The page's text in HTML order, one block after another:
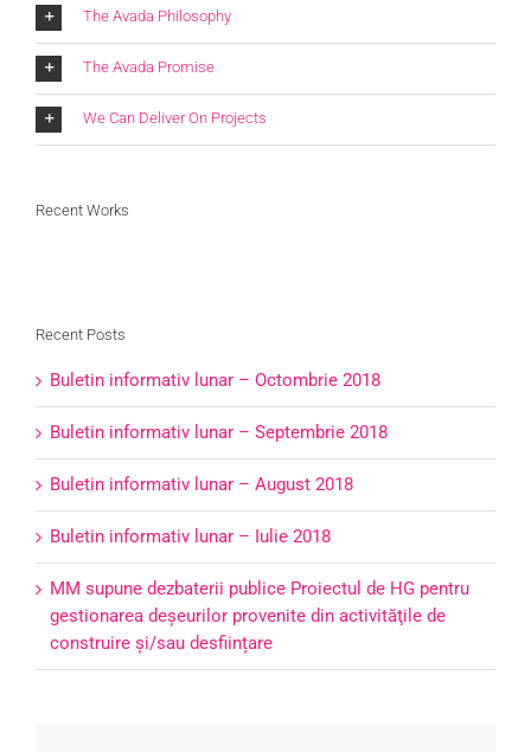
The Avada Philosophy
The Avada Promise
We Can Deliver On Projects
Recent Works
Recent Posts
Buletin informativ lunar – Octombrie 2018
Buletin informativ lunar – Septembrie 2018
Buletin informativ lunar – August 2018
Buletin informativ lunar – Iulie 2018
MM supune dezbaterii publice Proiectul de HG pentru
gestionarea deşeurilor provenite din activităţile de
construire şi/sau desființare